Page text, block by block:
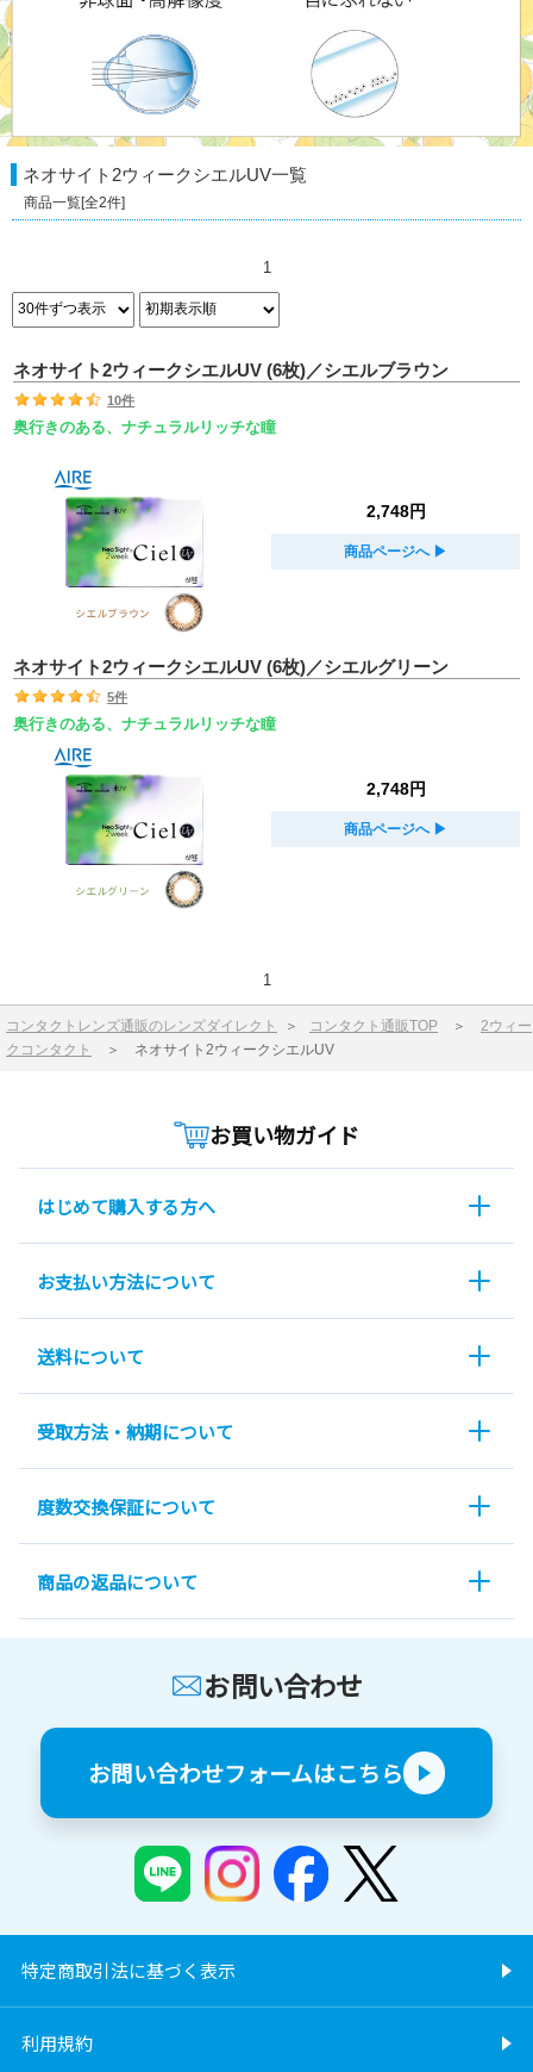
ネオサイト2ウィークシエルUV一覧
商品一覧[全2件]
1
ネオサイト2ウィークシエルUV (6枚)／シエルブラウン
10件
奥行きのある、ナチュラルリッチな瞳
2,748円
商品ページへ ▶︎
ネオサイト2ウィークシエルUV (6枚)／シエルグリーン
5件
奥行きのある、ナチュラルリッチな瞳
2,748円
商品ページへ ▶︎
1
コンタクトレンズ通販のレンズダイレクト ＞ コンタクト通販TOP ＞ 2ウィー
クコンタクト
＞ ネオサイト2ウィークシエルUV
お買い物ガイド
はじめて購入する方へ
お支払い方法について
送料について
受取方法・納期について
度数交換保証について
商品の返品について
お問い合わせ
お問い合わせフォームはこちら
特定商取引法に基づく表示
利用規約